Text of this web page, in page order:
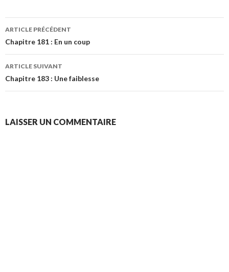
Navigation
des
articles
ARTICLE PRÉCÉDENT
Chapitre 181 : En un coup
ARTICLE SUIVANT
Chapitre 183 : Une faiblesse
LAISSER UN COMMENTAIRE